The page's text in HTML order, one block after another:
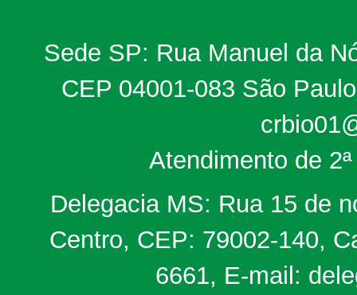
Sede SP: Rua Manuel da
CEP 04001-083 São
Atendimento de
Delegacia MS: Rua 15 de
Centro, CEP: 79002-140,
6661, E-mail: